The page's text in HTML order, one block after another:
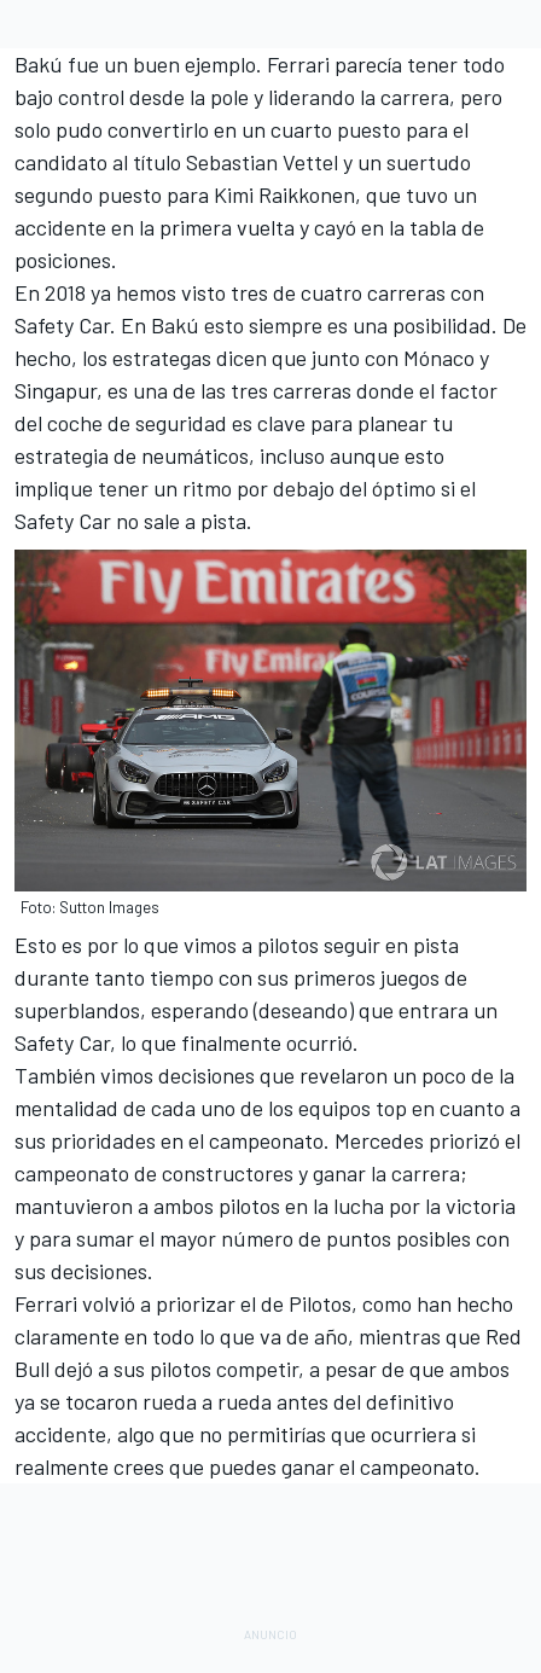
Bakú fue un buen ejemplo. Ferrari parecía tener todo
bajo control desde la pole y liderando la carrera, pero
solo pudo convertirlo en un cuarto puesto para el
candidato al título Sebastian Vettel y un suertudo
segundo puesto para Kimi Raikkonen, que tuvo un
accidente en la primera vuelta y cayó en la tabla de
posiciones.
En 2018 ya hemos visto tres de cuatro carreras con
Safety Car. En Bakú esto siempre es una posibilidad. De
hecho, los estrategas dicen que junto con Mónaco y
Singapur, es una de las tres carreras donde el factor
del coche de seguridad es clave para planear tu
estrategia de neumáticos, incluso aunque esto
implique tener un ritmo por debajo del óptimo si el
Safety Car no sale a pista.
Foto: Sutton Images
Esto es por lo que vimos a pilotos seguir en pista
durante tanto tiempo con sus primeros juegos de
superblandos, esperando (deseando) que entrara un
Safety Car, lo que finalmente ocurrió.
También vimos decisiones que revelaron un poco de la
mentalidad de cada uno de los equipos top en cuanto a
sus prioridades en el campeonato. Mercedes priorizó el
campeonato de constructores y ganar la carrera;
mantuvieron a ambos pilotos en la lucha por la victoria
y para sumar el mayor número de puntos posibles con
sus decisiones.
Ferrari volvió a priorizar el de Pilotos, como han hecho
claramente en todo lo que va de año, mientras que Red
Bull dejó a sus pilotos competir, a pesar de que ambos
ya se tocaron rueda a rueda antes del definitivo
accidente, algo que no permitirías que ocurriera si
realmente crees que puedes ganar el campeonato.